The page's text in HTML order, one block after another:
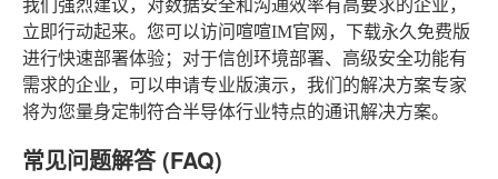
我们强烈建议，对数据安全和沟通效率有高要求的企业，
立即行动起来。您可以访问喧喧IM官网，下载永久免费版
进行快速部署体验；对于信创环境部署、高级安全功能有
需求的企业，可以申请专业版演示，我们的解决方案专家
将为您量身定制符合半导体行业特点的通讯解决方案。
常见问题解答 (FAQ)